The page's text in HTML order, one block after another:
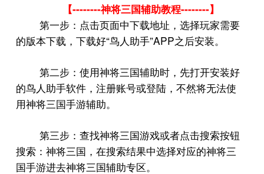
【--------神将三国辅助教程--------】
第一步：点击页面中下载地址，选择玩家需要
的版本下载，下载好“鸟人助手”APP之后安装。
第二步：使用神将三国辅助时，先打开安装好
的鸟人助手软件，注册账号或登陆，不然将无法使
用神将三国手游辅助。
第三步：查找神将三国游戏或者点击搜索按钮
搜索：神将三国，在搜索结果中选择对应的神将三
国手游进去神将三国辅助专区。